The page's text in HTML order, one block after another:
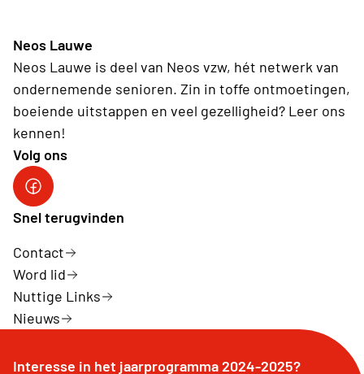
Neos Lauwe
Neos Lauwe is deel van Neos vzw, hét netwerk van
ondernemende senioren. Zin in toffe ontmoetingen,
boeiende uitstappen en veel gezelligheid? Leer ons
kennen!
Volg ons
Facebook Neos Lauwe
Snel terugvinden
Contact
Word lid
Nuttige Links
Nieuws
Interesse in het jaarprogramma 2024-2025?